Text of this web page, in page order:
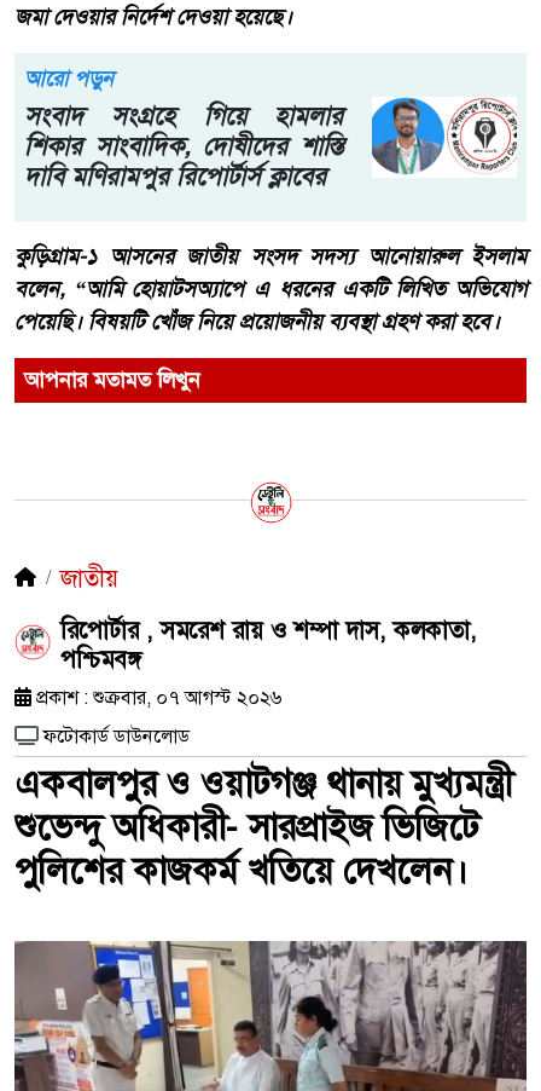
জমা দেওয়ার নির্দেশ দেওয়া হয়েছে।
আরো পড়ুন
সংবাদ সংগ্রহে গিয়ে হামলার
শিকার সাংবাদিক, দোষীদের শাস্তি
দাবি মণিরামপুর রিপোর্টার্স ক্লাবের
কুড়িগ্রাম-১ আসনের জাতীয় সংসদ সদস্য আনোয়ারুল ইসলাম
বলেন, “আমি হোয়াটসঅ্যাপে এ ধরনের একটি লিখিত অভিযোগ
পেয়েছি। বিষয়টি খোঁজ নিয়ে প্রয়োজনীয় ব্যবস্থা গ্রহণ করা হবে।
আপনার মতামত লিখুন
জাতীয়
রিপোর্টার , সমরেশ রায় ও শম্পা দাস, কলকাতা,
পশ্চিমবঙ্গ
প্রকাশ : শুক্রবার, ০৭ আগস্ট ২০২৬
ফটোকার্ড ডাউনলোড
একবালপুর ও ওয়াটগঞ্জ থানায় মুখ্যমন্ত্রী
শুভেন্দু অধিকারী- সারপ্রাইজ ভিজিটে
পুলিশের কাজকর্ম খতিয়ে দেখলেন।